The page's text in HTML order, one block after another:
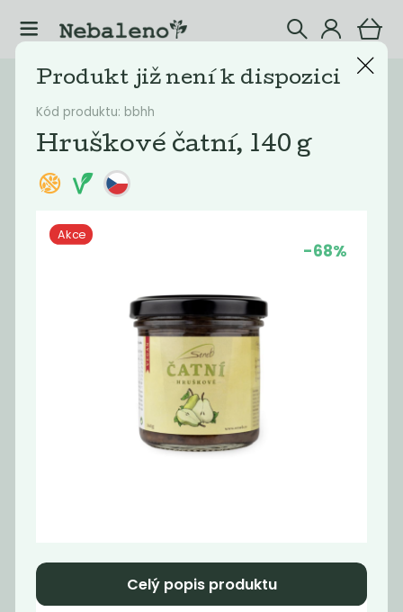
Katalog Bio nanuky
Filtrovat produkty
Momentálně
Novinka
Akce
-68%
Kód produktu: bbhh
Hruškové čatní, 140 g
Produkt již není k dispozici
Celý popis produktu